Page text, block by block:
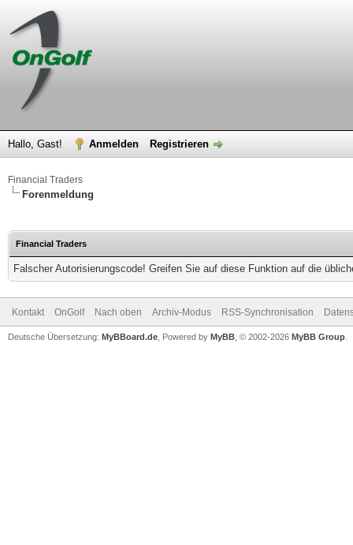
Hallo, Gast! Anmelden Registrieren
Financial Traders
Forenmeldung
Financial Traders
Falscher Autorisierungscode! Greifen Sie auf diese Funktion auf die
Kontakt OnGolf Nach oben Archiv-Modus RSS-Synchronisation
Deutsche Übersetzung: MyBBoard.de , Powered by MyBB , © 2002-2026 MyBB Group